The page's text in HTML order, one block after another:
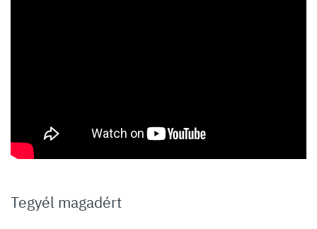
Tegyél magadért